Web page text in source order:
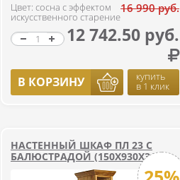
Цвет: сосна с эффектом
искусственного старение
16 990 руб.
12 742.50 руб.
В КОРЗИНУ купить
в 1 клик
НАСТЕННЫЙ ШКАФ ПЛ 23 С
БАЛЮСТРАДОЙ (150X930X316)